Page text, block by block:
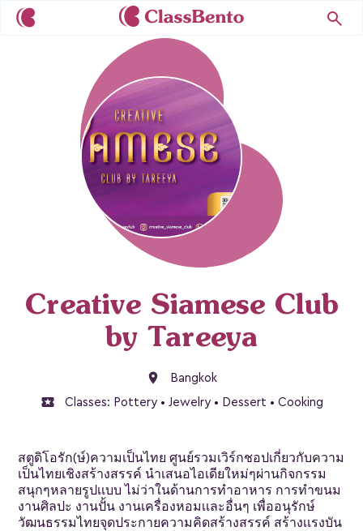
Creative Siamese Club
by Tareeya
location_on Bangkok
local_activity Classes: Pottery• Jewelry• Dessert • Cooking
สตูดิโอรัก(ษ์)ความเป็นไทย ศูนย์รวมเวิร์กชอปเกี่ยวกับความ
เป็นไทยเชิงสร้างสรรค์ นำเสนอไอเดียใหม่ๆผ่านกิจกรรม
สนุกๆหลายรูปเเบบ ไม่ว่าในด้านการทำอาหาร การทำขนม
งานศิลปะ งานปั้น งานเครื่องหอมเเละอื่นๆ เพื่ออนุรักษ์
วัฒนธรรมไทยจุดประกายความคิดสร้างสรรค์ สร้างเเรงบัน